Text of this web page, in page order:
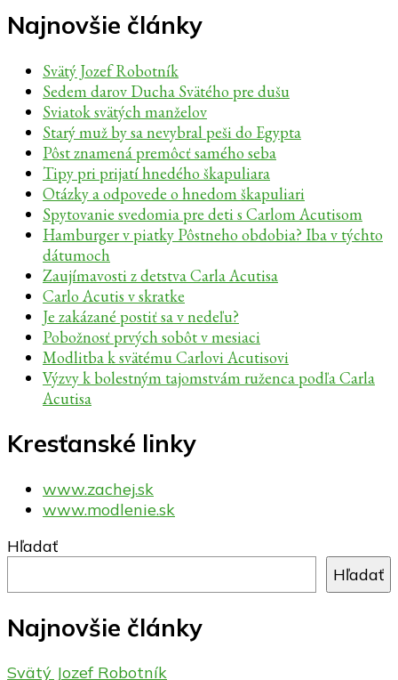
Najnovšie články
Svätý Jozef Robotník
Sedem darov Ducha Svätého pre dušu
Sviatok svätých manželov
Starý muž by sa nevybral peši do Egypta
Pôst znamená premôcť samého seba
Tipy pri prijatí hnedého škapuliara
Otázky a odpovede o hnedom škapuliari
Spytovanie svedomia pre deti s Carlom Acutisom
Hamburger v piatky Pôstneho obdobia? Iba v týchto
dátumoch
Zaujímavosti z detstva Carla Acutisa
Carlo Acutis v skratke
Je zakázané postiť sa v nedeľu?
Pobožnosť prvých sobôt v mesiaci
Modlitba k svätému Carlovi Acutisovi
Výzvy k bolestným tajomstvám ruženca podľa Carla
Acutisa
Kresťanské linky
www.zachej.sk
www.modlenie.sk
Hľadať
Hľadať
Najnovšie články
Svätý Jozef Robotník